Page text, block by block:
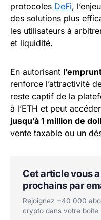
protocoles DeFi,
des solutions plus
les utilisateurs à
et liquidité.
En autorisant
renforce l’attractivité
reste captif de la
à l’ETH et peut
jusqu’à 1 million de
vente taxable ou un
Cet article vous
prochains par
Rejoignez +40 000
crypto dans votre boîte